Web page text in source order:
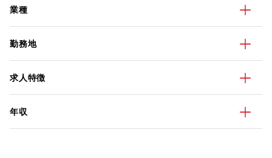
業種
勤務地
求人特徴
年収